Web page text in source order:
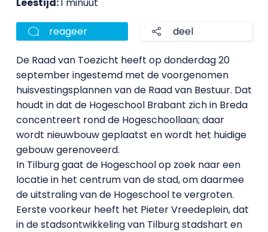
reageer deel
De Raad van Toezicht heeft op donderdag 20
september ingestemd met de voorgenomen
huisvestingsplannen van de Raad van Bestuur. Dat
houdt in dat de Hogeschool Brabant zich in Breda
concentreert rond de Hogeschoollaan; daar
wordt nieuwbouw geplaatst en wordt het huidige
gebouw gerenoveerd.
In Tilburg gaat de Hogeschool op zoek naar een
locatie in het centrum van de stad, om daarmee
de uitstraling van de Hogeschool te vergroten.
Eerste voorkeur heeft het Pieter Vreedeplein, dat
in de stadsontwikkeling van Tilburg stadshart en